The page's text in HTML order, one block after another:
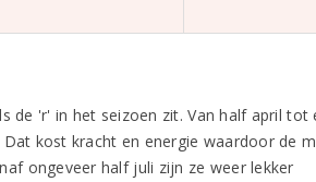
de 'r' in het seizoen zit. Van half april tot
kost kracht en energie waardoor de
ongeveer half juli zijn ze weer lekker